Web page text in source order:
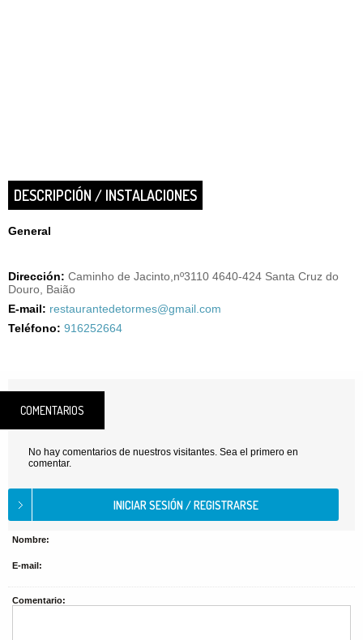
DESCRIPCIÓN / INSTALACIONES
General
Dirección: Caminho de Jacinto,nº3110 4640-424 Santa Cruz do
Douro, Baião
E-mail: restaurantedetormes@gmail.com
Teléfono: 916252664
COMENTARIOS
No hay comentarios de nuestros visitantes. Sea el primero en
comentar.
Nombre:
E-mail:
Comentario: